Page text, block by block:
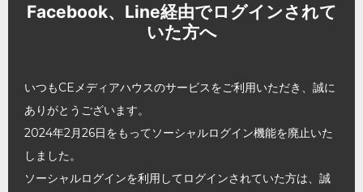
Facebook、Line経由でログインされて
いた方へ
いつもCEメディアハウスのサービスをご利用いただき、誠に
ありがとうございます。
2024年2月26日をもってソーシャルログイン機能を廃止いた
しました。
ソーシャルログインを利用してログインされていた方は、誠